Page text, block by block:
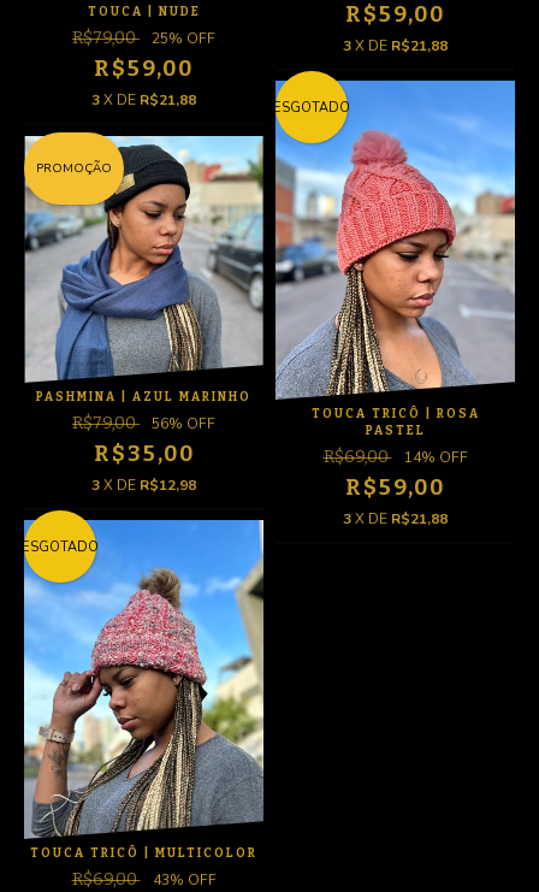
TOUCA | NUDE
R$79,00 25% OFF
R$59,00
3X DE R$21,88
R$59,00
3X DE R$21,88
PROMOÇÃO
PASHMINA | AZUL MARINHO
R$79,00 56% OFF
R$35,00
3X DE R$12,98
ESGOTADO
TOUCA TRICÔ | ROSA
PASTEL
R$69,00 14% OFF
R$59,00
3X DE R$21,88
ESGOTADO
TOUCA TRICÔ | MULTICOLOR
R$69,00 43% OFF